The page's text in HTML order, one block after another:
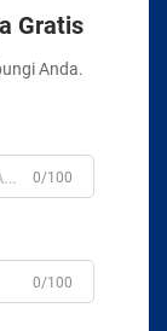
Gratis
Anda.
0/100
0/100